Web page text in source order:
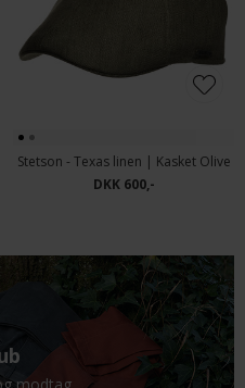
Stetson - Texas linen | Kasket Olive
DKK 600,-
modtag